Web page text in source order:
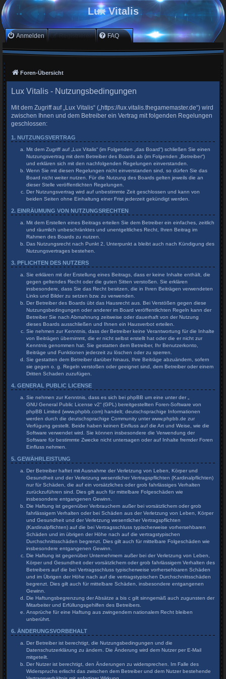
Lux Vitalis
Anmelden Registrieren FAQ
Foren-Übersicht
Lux Vitalis - Nutzungsbedingungen
Mit dem Zugriff auf „Lux Vitalis“ („https://lux.vitalis.thegamemaster.de“) wird
zwischen Ihnen und dem Betreiber ein Vertrag mit folgenden Regelungen
geschlossen:
1. NUTZUNGSVERTRAG
Mit dem Zugriff auf „Lux Vitalis“ (im Folgenden „das Board“) schließen Sie einen
Nutzungsvertrag mit dem Betreiber des Boards ab (im Folgenden „Betreiber“)
und erklären sich mit den nachfolgenden Regelungen einverstanden.
Wenn Sie mit diesen Regelungen nicht einverstanden sind, so dürfen Sie das
Board nicht weiter nutzen. Für die Nutzung des Boards gelten jeweils die an
dieser Stelle veröffentlichten Regelungen.
Der Nutzungsvertrag wird auf unbestimmte Zeit geschlossen und kann von
beiden Seiten ohne Einhaltung einer Frist jederzeit gekündigt werden.
2. EINRÄUMUNG VON NUTZUNGSRECHTEN
Mit dem Erstellen eines Beitrags erteilen Sie dem Betreiber ein einfaches, zeitlich
und räumlich unbeschränktes und unentgeltliches Recht, Ihren Beitrag im
Rahmen des Boards zu nutzen.
Das Nutzungsrecht nach Punkt 2, Unterpunkt a bleibt auch nach Kündigung des
Nutzungsvertrages bestehen.
3. PFLICHTEN DES NUTZERS
Sie erklären mit der Erstellung eines Beitrags, dass er keine Inhalte enthält, die
gegen geltendes Recht oder die guten Sitten verstoßen. Sie erklären
insbesondere, dass Sie das Recht besitzen, die in Ihren Beiträgen verwendeten
Links und Bilder zu setzen bzw. zu verwenden.
Der Betreiber des Boards übt das Hausrecht aus. Bei Verstößen gegen diese
Nutzungsbedingungen oder anderer im Board veröffentlichten Regeln kann der
Betreiber Sie nach Abmahnung zeitweise oder dauerhaft von der Nutzung
dieses Boards ausschließen und Ihnen ein Hausverbot erteilen.
Sie nehmen zur Kenntnis, dass der Betreiber keine Verantwortung für die Inhalte
von Beiträgen übernimmt, die er nicht selbst erstellt hat oder die er nicht zur
Kenntnis genommen hat. Sie gestatten dem Betreiber, Ihr Benutzerkonto,
Beiträge und Funktionen jederzeit zu löschen oder zu sperren.
Sie gestatten dem Betreiber darüber hinaus, Ihre Beiträge abzuändern, sofern
sie gegen o. g. Regeln verstoßen oder geeignet sind, dem Betreiber oder einem
Dritten Schaden zuzufügen.
4. GENERAL PUBLIC LICENSE
Sie nehmen zur Kenntnis, dass es sich bei phpBB um eine unter der „
GNU General Public License v2“ (GPL) bereitgestellten Foren-Software von
phpBB Limited (www.phpbb.com) handelt; deutschsprachige Informationen
werden durch die deutschsprachige Community unter www.phpbb.de zur
Verfügung gestellt. Beide haben keinen Einfluss auf die Art und Weise, wie die
Software verwendet wird. Sie können insbesondere die Verwendung der
Software für bestimmte Zwecke nicht untersagen oder auf Inhalte fremder Foren
Einfluss nehmen.
5. GEWÄHRLEISTUNG
Der Betreiber haftet mit Ausnahme der Verletzung von Leben, Körper und
Gesundheit und der Verletzung wesentlicher Vertragspflichten (Kardinalpflichten)
nur für Schäden, die auf ein vorsätzliches oder grob fahrlässiges Verhalten
zurückzuführen sind. Dies gilt auch für mittelbare Folgeschäden wie
insbesondere entgangenen Gewinn.
Die Haftung ist gegenüber Verbrauchern außer bei vorsätzlichem oder grob
fahrlässigem Verhalten oder bei Schäden aus der Verletzung von Leben, Körper
und Gesundheit und der Verletzung wesentlicher Vertragspflichten
(Kardinalpflichten) auf die bei Vertragsschluss typischerweise vorhersehbaren
Schäden und im übrigen der Höhe nach auf die vertragstypischen
Durchschnittsschäden begrenzt. Dies gilt auch für mittelbare Folgeschäden wie
insbesondere entgangenen Gewinn.
Die Haftung ist gegenüber Unternehmern außer bei der Verletzung von Leben,
Körper und Gesundheit oder vorsätzlichem oder grob fahrlässigem Verhalten des
Betreibers auf die bei Vertragsschluss typischerweise vorhersehbaren Schäden
und im Übrigen der Höhe nach auf die vertragstypischen Durchschnittsschäden
begrenzt. Dies gilt auch für mittelbare Schäden, insbesondere entgangenen
Gewinn.
Die Haftungsbegrenzung der Absätze a bis c gilt sinngemäß auch zugunsten der
Mitarbeiter und Erfüllungsgehilfen des Betreibers.
Ansprüche für eine Haftung aus zwingendem nationalem Recht bleiben
unberührt.
6. ÄNDERUNGSVORBEHALT
Der Betreiber ist berechtigt, die Nutzungsbedingungen und die
Datenschutzerklärung zu ändern. Die Änderung wird dem Nutzer per E-Mail
mitgeteilt.
Der Nutzer ist berechtigt, den Änderungen zu widersprechen. Im Falle des
Widerspruchs erlischt das zwischen dem Betreiber und dem Nutzer bestehende